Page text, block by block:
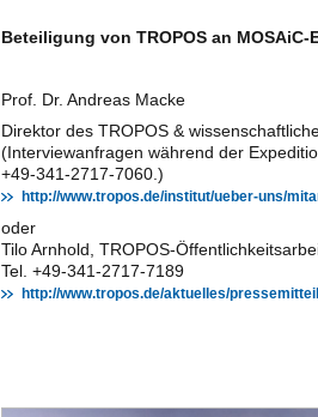
Beteiligung von TROPOS an
Prof. Dr. Andreas Macke
Direktor des TROPOS &
(Interviewanfragen während der
+49-341-2717-7060.)
http://www.tropos.de/institut/ueber-uns/
oder
Tilo Arnhold, TROPOS-
Tel. +49-341-2717-7189
http://www.tropos.de/aktuelles/